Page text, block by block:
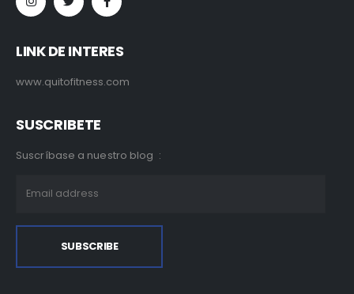
LINK DE INTERES
www.quitofitness.com
SUSCRIBETE
Suscríbase a nuestro blog :